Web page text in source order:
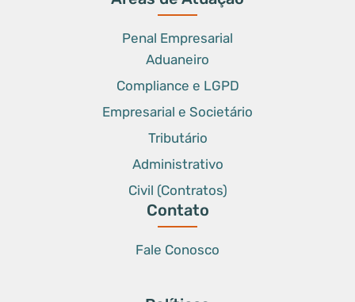
Penal Empresarial
Aduaneiro
Compliance e LGPD
Empresarial e Societário
Tributário
Administrativo
Civil (Contratos)
Contato
Fale Conosco